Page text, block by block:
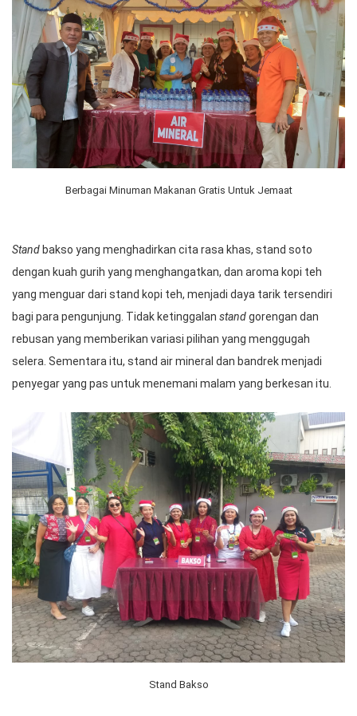
Berbagai Minuman Makanan Gratis Untuk Jemaat
Stand bakso yang menghadirkan cita rasa khas, stand soto
dengan kuah gurih yang menghangatkan, dan aroma kopi teh
yang menguar dari stand kopi teh, menjadi daya tarik tersendiri
bagi para pengunjung. Tidak ketinggalan standgorengan dan
rebusan yang memberikan variasi pilihan yang menggugah
selera. Sementara itu, stand air mineral dan bandrek menjadi
penyegar yang pas untuk menemani malam yang berkesan itu.
Stand Bakso